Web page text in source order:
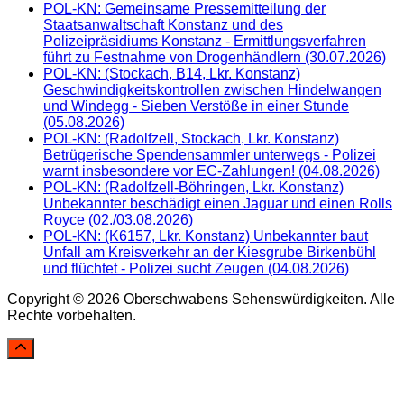
POL-KN: Gemeinsame Pressemitteilung der
Staatsanwaltschaft Konstanz und des
Polizeipräsidiums Konstanz - Ermittlungsverfahren
führt zu Festnahme von Drogenhändlern (30.07.2026)
POL-KN: (Stockach, B14, Lkr. Konstanz)
Geschwindigkeitskontrollen zwischen Hindelwangen
und Windegg - Sieben Verstöße in einer Stunde
(05.08.2026)
POL-KN: (Radolfzell, Stockach, Lkr. Konstanz)
Betrügerische Spendensammler unterwegs - Polizei
warnt insbesondere vor EC-Zahlungen! (04.08.2026)
POL-KN: (Radolfzell-Böhringen, Lkr. Konstanz)
Unbekannter beschädigt einen Jaguar und einen Rolls
Royce (02./03.08.2026)
POL-KN: (K6157, Lkr. Konstanz) Unbekannter baut
Unfall am Kreisverkehr an der Kiesgrube Birkenbühl
und flüchtet - Polizei sucht Zeugen (04.08.2026)
Copyright © 2026 Oberschwabens Sehenswürdigkeiten. Alle
Rechte vorbehalten.